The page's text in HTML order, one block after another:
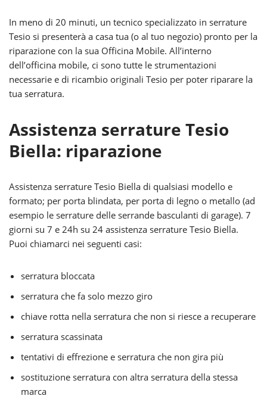
In meno di 20 minuti, un tecnico specializzato in serrature
Tesio si presenterà a casa tua (o al tuo negozio) pronto per la
riparazione con la sua Officina Mobile. All’interno
dell’officina mobile, ci sono tutte le strumentazioni
necessarie e di ricambio originali Tesio per poter riparare la
tua serratura.
Assistenza serrature Tesio
Biella: riparazione
Assistenza serrature Tesio Biella di qualsiasi modello e
formato; per porta blindata, per porta di legno o metallo (ad
esempio le serrature delle serrande basculanti di garage). 7
giorni su 7 e 24h su 24 assistenza serrature Tesio Biella.
Puoi chiamarci nei seguenti casi:
serratura bloccata
serratura che fa solo mezzo giro
chiave rotta nella serratura che non si riesce a recuperare
serratura scassinata
tentativi di effrezione e serratura che non gira più
sostituzione serratura con altra serratura della stessa
marca